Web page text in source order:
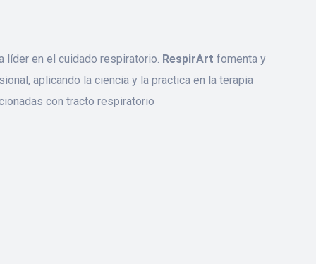
líder en el cuidado respiratorio. RespirArt fomenta y
aplicando la ciencia y la practica en la terapia
con tracto respiratorio